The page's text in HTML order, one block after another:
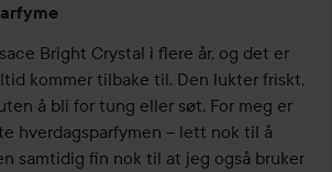
Bright Crystal i flere år, og det er
kommer tilbake til. Den lukter friskt,
å bli for tung eller søt. For meg er
hverdagsparfymen – lett nok til å
samtidig fin nok til at jeg også bruker